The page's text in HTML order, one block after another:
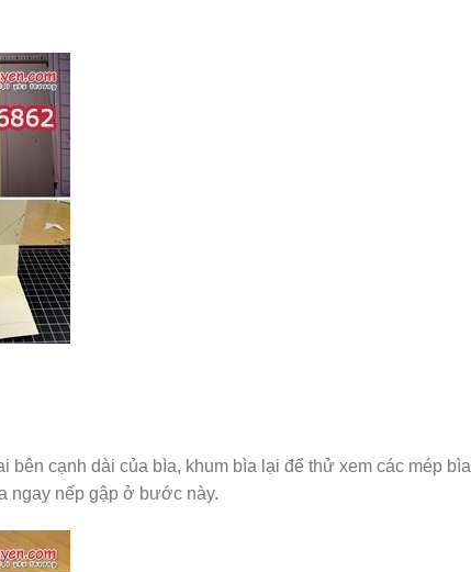
bên cạnh dài của bìa, khum bìa lại để thử xem các mép bìa
ngay nếp gập ở bước này.